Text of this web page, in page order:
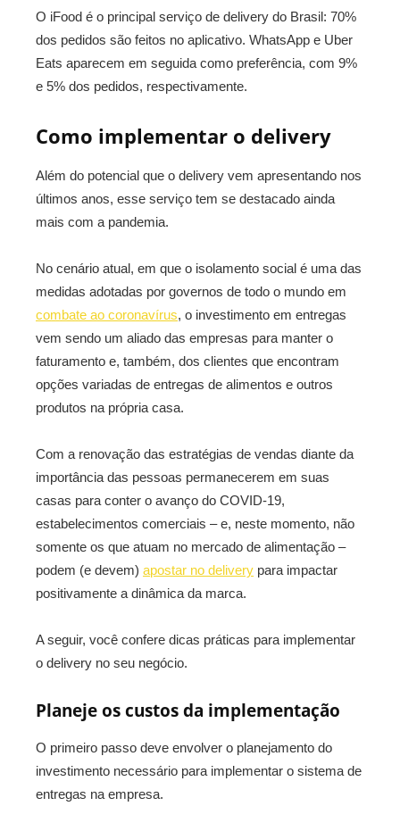
O iFood é o principal serviço de delivery do Brasil: 70%
dos pedidos são feitos no aplicativo. WhatsApp e Uber
Eats aparecem em seguida como preferência, com 9%
e 5% dos pedidos, respectivamente.
Como implementar o delivery
Além do potencial que o delivery vem apresentando nos
últimos anos, esse serviço tem se destacado ainda
mais com a pandemia.
No cenário atual, em que o isolamento social é uma das
medidas adotadas por governos de todo o mundo em
combate ao coronavírus, o investimento em entregas
vem sendo um aliado das empresas para manter o
faturamento e, também, dos clientes que encontram
opções variadas de entregas de alimentos e outros
produtos na própria casa.
Com a renovação das estratégias de vendas diante da
importância das pessoas permanecerem em suas
casas para conter o avanço do COVID-19,
estabelecimentos comerciais – e, neste momento, não
somente os que atuam no mercado de alimentação –
podem (e devem) apostar no delivery para impactar
positivamente a dinâmica da marca.
A seguir, você confere dicas práticas para implementar
o delivery no seu negócio.
Planeje os custos da implementação
O primeiro passo deve envolver o planejamento do
investimento necessário para implementar o sistema de
entregas na empresa.